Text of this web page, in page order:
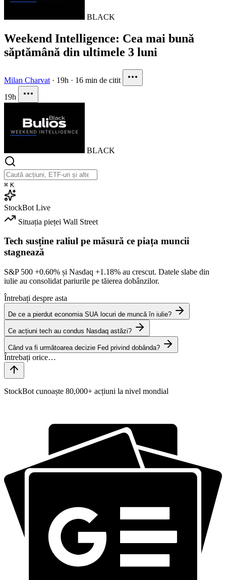
BLACK
Weekend Intelligence: Cea mai bună
săptămână din ultimele 3 luni
Milan Charvat · 19h · 16 min de citit
19h
BLACK
⌘ K
StockBot Live
Situația pieței Wall Street
Tech susține raliul pe măsură ce piața muncii
stagnează
S&P 500 +0.60% și Nasdaq +1.18% au crescut. Datele slabe din
iulie au consolidat pariurile pe tăierea dobânzilor.
Întrebați despre asta
De ce a pierdut economia SUA locuri de muncă în iulie?
Ce acțiuni tech au condus Nasdaq astăzi?
Când va fi următoarea decizie Fed privind dobânda?
StockBot cunoaște 80,000+ acțiuni la nivel mondial